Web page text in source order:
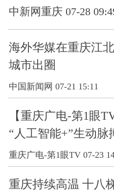
中新网重庆 07-28
海外华媒在重庆江
城市出圈
中国新闻网 07-21 15:11
【重庆广电-第1眼
“人工智能+”生动脉
重庆广电-第1眼TV 07-23
重庆持续高温 十八